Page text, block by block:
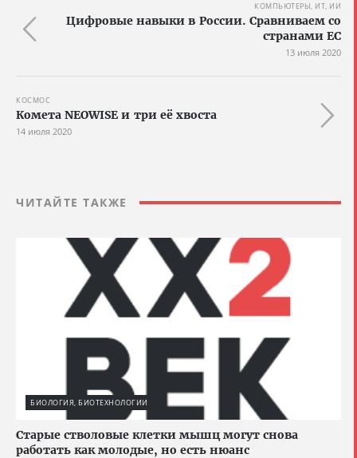
КОМПЬЮТЕРЫ, ИТ, ИИ
Цифровые навыки в России. Сравниваем со
странами ЕС
13 июля 2020
КОСМОС
Комета NEOWISE и три её хвоста
14 июля 2020
ЧИТАЙТЕ ТАКЖЕ
БИОЛОГИЯ, БИОТЕХНОЛОГИИ
Старые стволовые клетки мышц могут снова
работать как молодые, но есть нюанс